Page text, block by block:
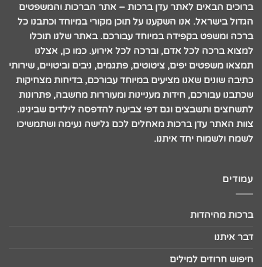
ברוכים הבאים לאתר עדן ברכות – אתר הברכות והמשפטים
הגדול בישראל. אנו השקענו על תוכן מקורי במיוחד וכתבנו כל
ברכה ומשפט בקפידה במיוחד עבורכם. באתר שלנו תוכלו
למצוא ברכה לכל אדם, וברכה לכל אירוע. כמו כן, אצלנו
תמצאו משפטים יפים, ציטוטים, פתגמים, ניבים וביטויים, שירותי
כתיבה שונים שאנו מציעים במיוחד עבורכם, בדיחות מצחיקות
שכתבנו עבורכם, חידות מעניינות ומעוררות מחשבה, פתרונות
לתשחצים ותשבצים וגם דפי צביעה להדפסה לילדים שבינינו.
צוות האתר עדן ברכות מאחלים לכם גלישה נעימה ושתמשיכו
לשמח ולשמוח יחד איתנו.
עמודים
ברכות מהיהדות
דבר איתנו
חיפוש חרוזים למילים